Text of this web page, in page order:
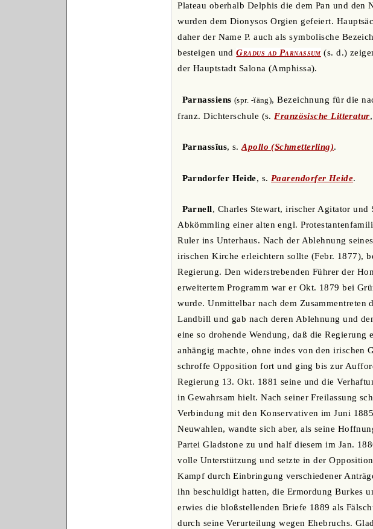
Plateau oberhalb Delphis die dem Pan und den
wurden dem Dionysos Orgien gefeiert.
daher der Name P. auch als symbolische
besteigen undGradus ad Parnassum (s. d.)
der Hauptstadt Salona (Amphissa).
Parnassiens (spr. -ĭäng), Bezeichnung für die
franz. Dichterschule (s. Französische Litteratur
Parnassĭus, s.Apollo (Schmetterling).
Parndorfer Heide, s. Paarendorfer Heide.
Parnell, Charles Stewart, irischer Agitator
Abkömmling einer alten engl.
Ruler ins Unterhaus. Nach der Ablehnung
irischen Kirche erleichtern sollte (Febr. 1877),
Regierung. Den widerstrebenden Führer der
erweitertem Programm war er Okt. 1879 bei
wurde. Unmittelbar nach dem Zusammentreten
Landbill und gab nach deren Ablehnung und
eine so drohende Wendung, daß die
anhängig machte, ohne indes von den irischen
schroffe Opposition fort und ging bis zur
Regierung 13. Okt. 1881 seine und die
in Gewahrsam hielt. Nach seiner Freilassung
Verbindung mit den Konservativen im Juni
Neuwahlen, wandte sich aber, als seine
Partei Gladstone zu und half diesem im Jan.
volle Unterstützung und setzte in der
Kampf durch Einbringung verschiedener
ihn beschuldigt hatten, die Ermordung Burkes
erwies die bloßstellenden Briefe 1889 als
durch seine Verurteilung wegen Ehebruchs.